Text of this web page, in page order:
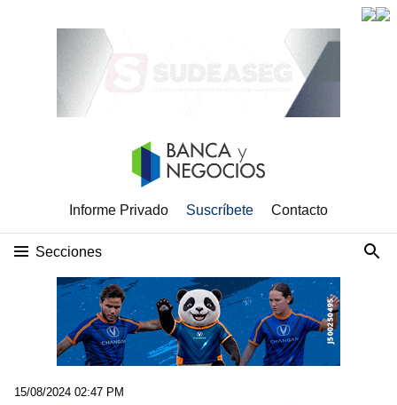
Informe Privado Suscríbete Contacto
Secciones
15/08/2024 02:47 PM